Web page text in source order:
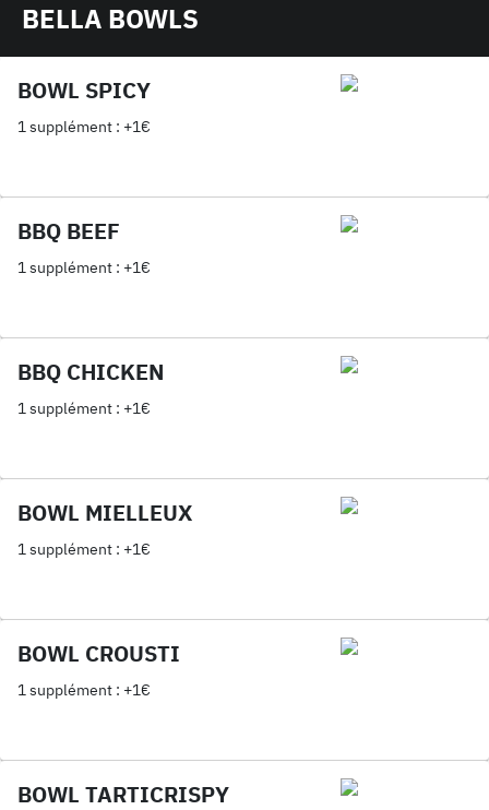
BELLA BOWLS
BOWL SPICY
1 supplément : +1€
BBQ BEEF
1 supplément : +1€
BBQ CHICKEN
1 supplément : +1€
BOWL MIELLEUX
1 supplément : +1€
BOWL CROUSTI
1 supplément : +1€
BOWL TARTICRISPY